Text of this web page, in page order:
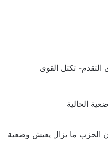
التقدم- تكتل القوى
الحالية
2018، وحين كان الحزب ما يزال يعيش وضعية